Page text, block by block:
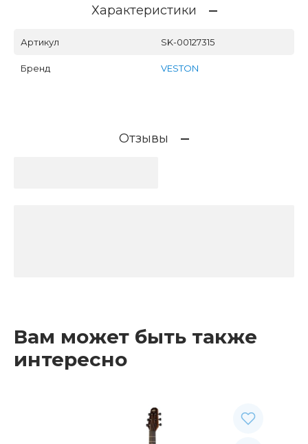
Характеристики
Артикул SK-00127315
Бренд VESTON
Отзывы
Вам может быть также
интересно